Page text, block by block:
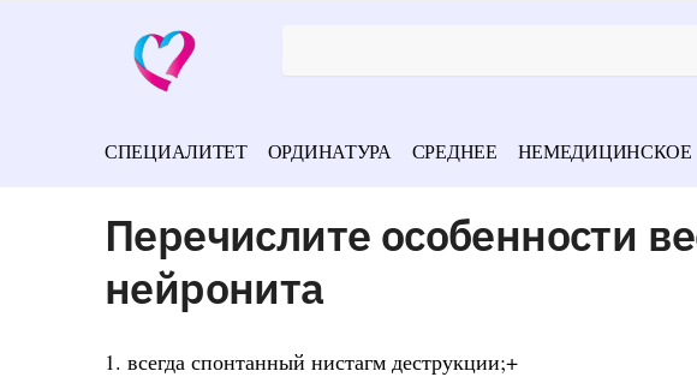
СПЕЦИАЛИТЕТ ОРДИНАТУРА СРЕДНЕЕ НЕМЕДИЦИНСКОЕ
Перечислите особенности
нейронита
1. всегда спонтанный нистагм деструкции;+